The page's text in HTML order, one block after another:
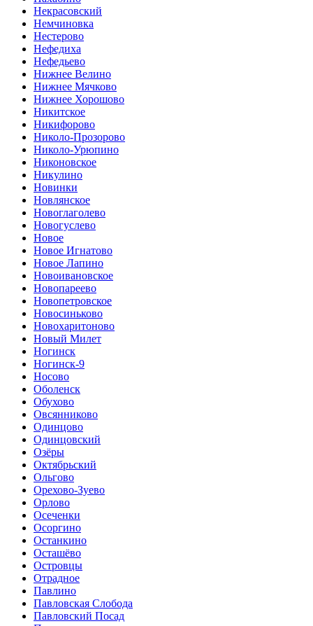
Некрасовский
Немчиновка
Нестерово
Нефедиха
Нефедьево
Нижнее Велино
Нижнее Мячково
Нижнее Хорошово
Никитское
Никифорово
Николо-Прозорово
Николо-Урюпино
Никоновское
Никулино
Новинки
Новлянское
Новоглаголево
Новогуслево
Новое
Новое Игнатово
Новое Лапино
Новоивановское
Новопареево
Новопетровское
Новосиньково
Новохаритоново
Новый Милет
Ногинск
Ногинск-9
Носово
Оболенск
Обухово
Овсянниково
Одинцово
Одинцовский
Озёры
Октябрьский
Ольгово
Орехово-Зуево
Орлово
Осеченки
Осоргино
Останкино
Осташёво
Островцы
Отрадное
Павлино
Павловская Слобода
Павловский Посад